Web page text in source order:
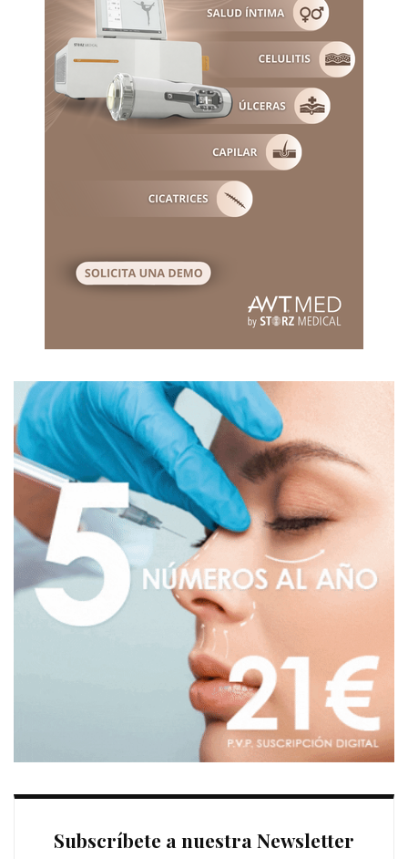
Subscríbete a nuestra Newsletter